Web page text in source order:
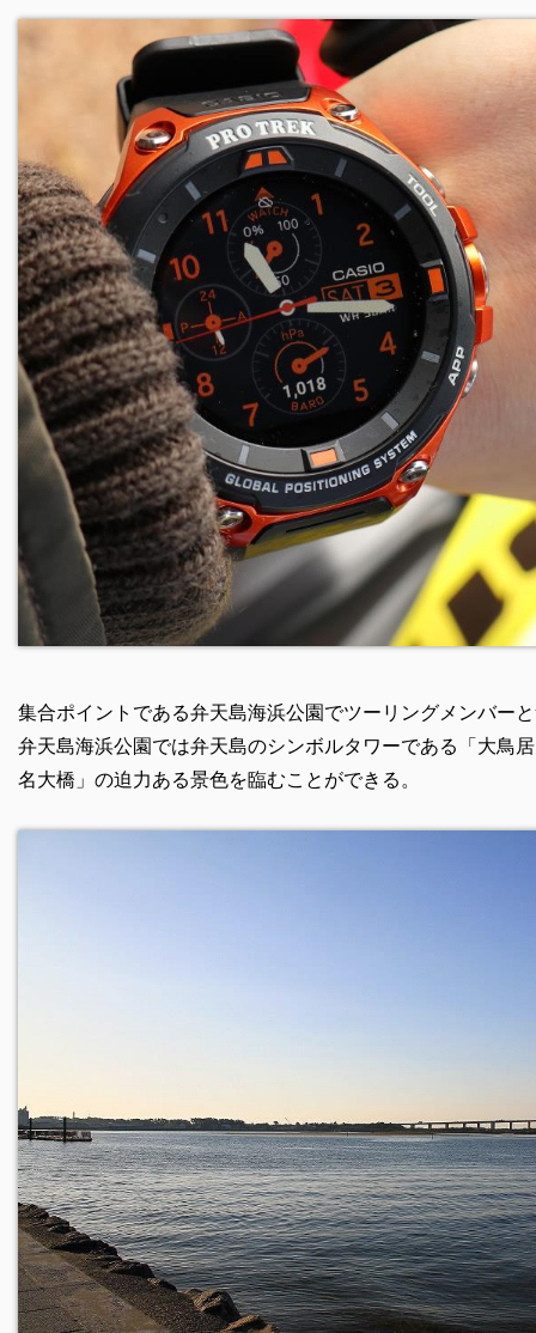
集合ポイントである弁天島海浜公園でツーリングメンバー
弁天島海浜公園では弁天島のシンボルタワーである「大鳥
名大橋」の迫力ある景色を臨むことができる。